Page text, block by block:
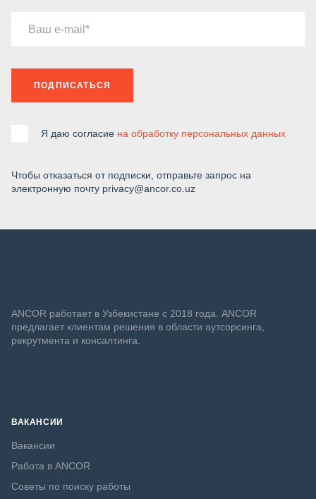
Ваш e-mail
ПОДПИСАТЬСЯ
Я даю согласие на обработку персональных данных
Чтобы отказаться от подписки, отправьте запрос на
электронную почту privacy@ancor.co.uz
ANСOR работает в Узбекистане с 2018 года. ANCOR
предлагает клиентам решения в области аутсорсинга,
рекрутмента и консалтинга.
ВАКАНСИИ
Вакансии
Работа в ANCOR
Советы по поиску работы